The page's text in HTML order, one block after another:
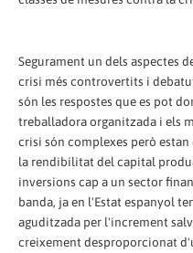
Segurament un dels aspectes
crisi més controvertits i
són les respostes que es pot
treballadora organitzada i els
crisi són complexes però
la rendibilitat del capital
inversions cap a un sector
banda, ja en l'Estat espanyol
aguditzada per l'increment
creixement desproporcionat